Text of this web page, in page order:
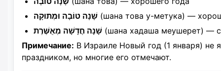
שָׁנָה טוֹבָה וּמְתוּקָה (шана това у-метука) —
שָׁנָה חֲדָשָׁה מְאֻשֶּׁרֶת (шана хадаша меушерет) —
Примечание: В Израиле Новый год (1 января) не
праздником, но многие его отмечают.